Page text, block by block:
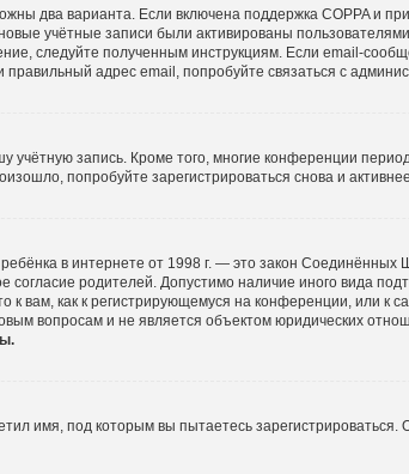
два варианта. Если включена поддержка COPPA и
учётные записи были активированы
следуйте полученным инструкциям. Если email-
адрес email, попробуйте связаться с
запись. Кроме того, многие конференции
попробуйте зарегистрироваться снова и активнее
в интернете от 1998 г. — это закон
родителей. Допустимо наличие иного вида
вам, как к регистрирующемуся на конференции, или к
вопросам и не является объектом юридических
имя, под которым вы пытаетесь зарегистрироваться.